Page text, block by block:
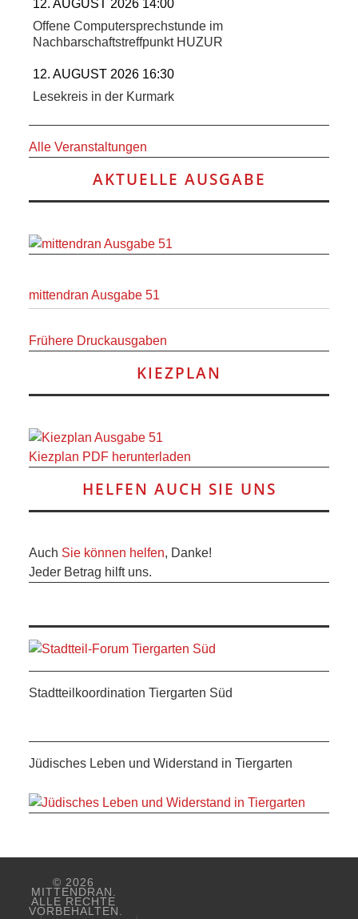
12. AUGUST 2026 14:00
Offene Computersprechstunde im
Nachbarschaftstreffpunkt HUZUR
12. AUGUST 2026 16:30
Lesekreis in der Kurmark
Alle Veranstaltungen
AKTUELLE AUSGABE
mittendran Ausgabe 51
Frühere Druckausgaben
KIEZPLAN
Kiezplan PDF herunterladen
HELFEN AUCH SIE UNS
Auch Sie können helfen, Danke!
Jeder Betrag hilft uns.
Stadtteilkoordination Tiergarten Süd
Jüdisches Leben und Widerstand in Tiergarten
© 2026
MITTENDRAN.
ALLE RECHTE
VORBEHALTEN.